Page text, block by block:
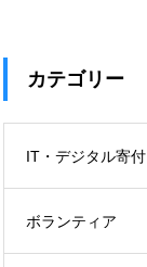
カテゴリー
IT・デジタル寄付
ボランティア